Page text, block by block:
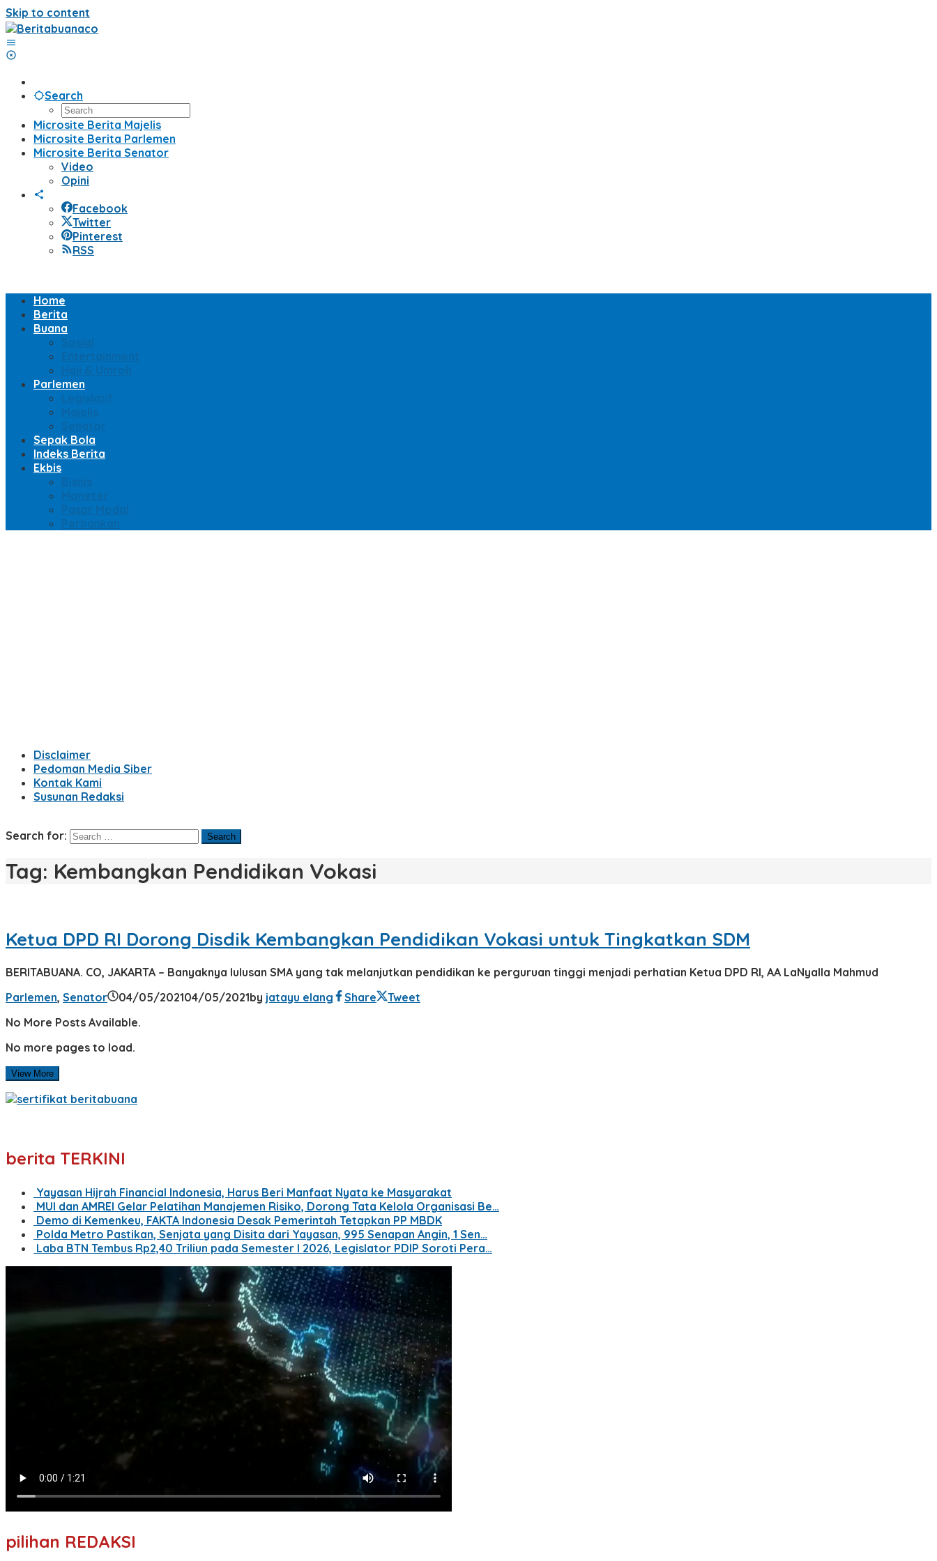
Skip to content
Search
Microsite Berita Majelis
Microsite Berita Parlemen
Microsite Berita Senator
Video
Opini
Facebook
Twitter
Pinterest
RSS
Home
Berita
Buana
Sosial
Entertainment
Haji & Umroh
Parlemen
Legislatif
Majelis
Senator
Sepak Bola
Indeks Berita
Ekbis
Bisnis
Moneter
Pasar Modal
Perbankan
Disclaimer
Pedoman Media Siber
Kontak Kami
Susunan Redaksi
Search for:
Tag: Kembangkan Pendidikan Vokasi
Ketua DPD RI Dorong Disdik Kembangkan Pendidikan Vokasi untuk Tingkatkan SDM
BERITABUANA. CO, JAKARTA – Banyaknya lulusan SMA yang tak melanjutkan pendidikan ke perguruan tinggi menjadi perhatian Ketua DPD RI, AA LaNyalla Mahmud
Parlemen, Senator 04/05/202104/05/2021by jatayu elang Share
Tweet
No More Posts Available.
No more pages to load.
View More
berita TERKINI
Yayasan Hijrah Financial Indonesia, Harus Beri Manfaat Nyata ke Masyarakat
MUI dan AMREI Gelar Pelatihan Manajemen Risiko, Dorong Tata Kelola Organisasi Be…
Demo di Kemenkeu, FAKTA Indonesia Desak Pemerintah Tetapkan PP MBDK
Polda Metro Pastikan, Senjata yang Disita dari Yayasan, 995 Senapan Angin, 1 Sen…
Laba BTN Tembus Rp2,40 Triliun pada Semester I 2026, Legislator PDIP Soroti Pera…
pilihan REDAKSI